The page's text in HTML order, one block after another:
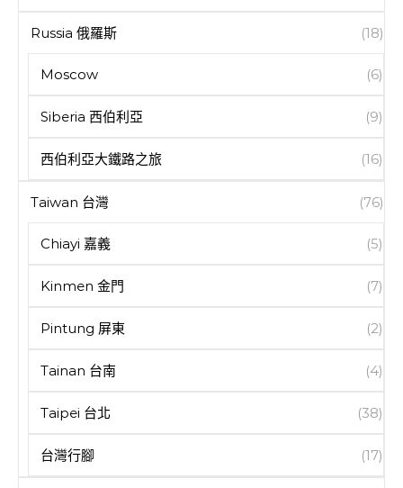
Russia 俄羅斯 (18)
Moscow (6)
Siberia 西伯利亞 (9)
西伯利亞大鐵路之旅 (16)
Taiwan 台灣 (76)
Chiayi 嘉義 (5)
Kinmen 金門 (7)
Pintung 屏東 (2)
Tainan 台南 (4)
Taipei 台北 (38)
台灣行腳 (17)